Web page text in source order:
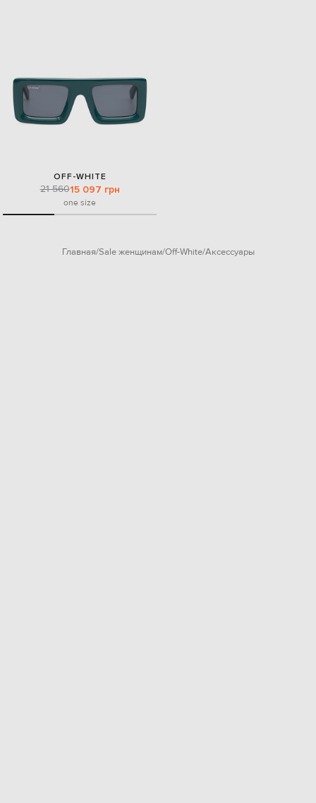
OFF-WHITE
21 56015 097 грн
one size
Главная Sale женщинам Off-White Аксессуары